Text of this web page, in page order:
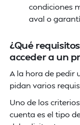
condiciones
aval o
¿Qué
acceder a un
A la hora de pedir
pidan varios
Uno de los
cuenta es el tipo